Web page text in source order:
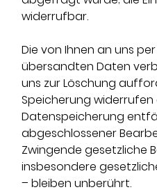
widerrufbar.
Die von Ihnen an uns
übersandten Daten
uns zur Löschung
Speicherung
Datenspeicherung
abgeschlossener
Zwingende gesetzliche
insbesondere
– bleiben unberührt.